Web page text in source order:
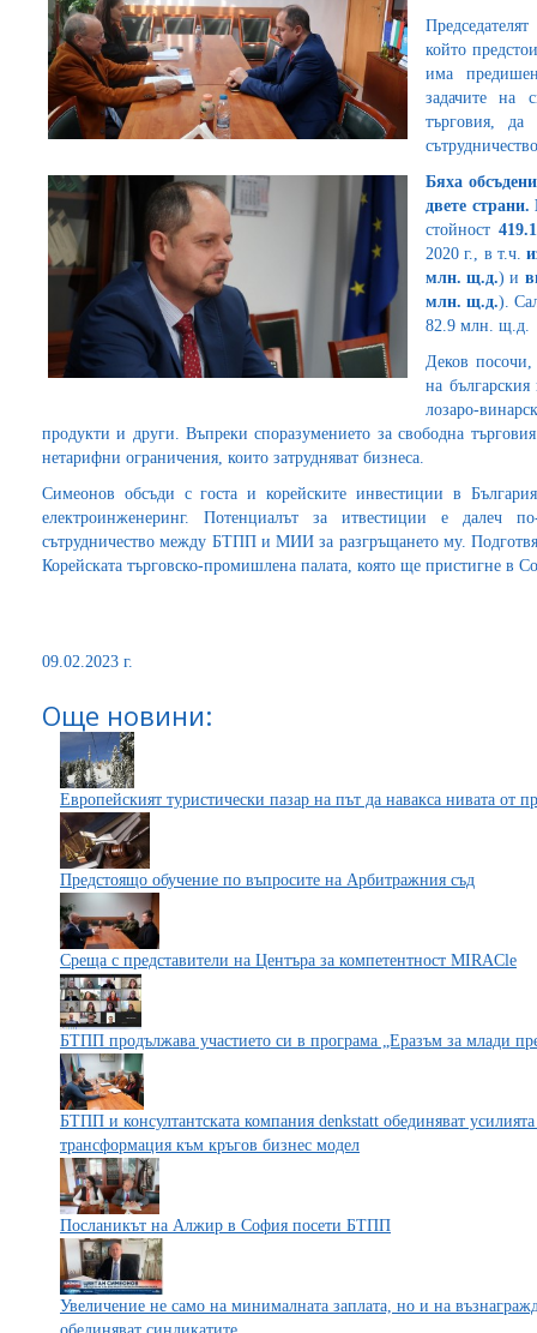
който
има
задачите на
търговия, да
Бяха
двете страни.
стойност
2020 г., в т.ч.
млн. щ.д.) и
млн. щ.д.).
82.9 млн. щ.д.
Деков посочи,
на
лозаро-
продукти и други. Въпреки споразумението за свободна
нетарифни ограничения, които затрудняват бизнеса.
Симеонов обсъди с госта и корейските инвестиции в
електроинженеринг. Потенциалът за итвестиции е далеч
сътрудничество между БТПП и МИИ за разгръщането му.
Корейската търговско-промишлена палата, която ще пристигне в
09.02.2023 г.
Още новини:
Европейският туристически пазар на път да навакса нивата от
Предстоящо обучение по въпросите на Арбитражния съд
Среща с представители на Центъра за компетентност MIRACle
БТПП продължава участието си в програма „Еразъм за млади
БТПП и консултантската компания denkstatt обединяват
трансформация към кръгов бизнес модел
Посланикът на Алжир в София посети БТПП
Увеличение не само на минималната заплата, но и на